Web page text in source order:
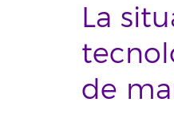
La
de